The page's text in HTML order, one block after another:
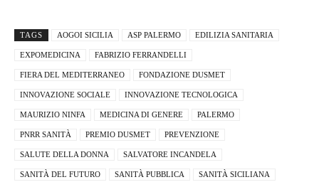
TAGS AOGOI SICILIA ASP PALERMO EDILIZIA SANITARIA
EXPOMEDICINA FABRIZIO FERRANDELLI
FIERA DEL MEDITERRANEO FONDAZIONE DUSMET
INNOVAZIONE SOCIALE INNOVAZIONE TECNOLOGICA
MAURIZIO NINFA MEDICINA DI GENERE PALERMO
PNRR SANITÀ PREMIO DUSMET PREVENZIONE
SALUTE DELLA DONNA SALVATORE INCANDELA
SANITÀ DEL FUTURO SANITÀ PUBBLICA SANITÀ SICILIANA